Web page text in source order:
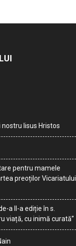
nostru Iisus Hristos
pentru mamele
preoților Vicariatului
a II-a ediție în s.
viață, cu inimă curată”